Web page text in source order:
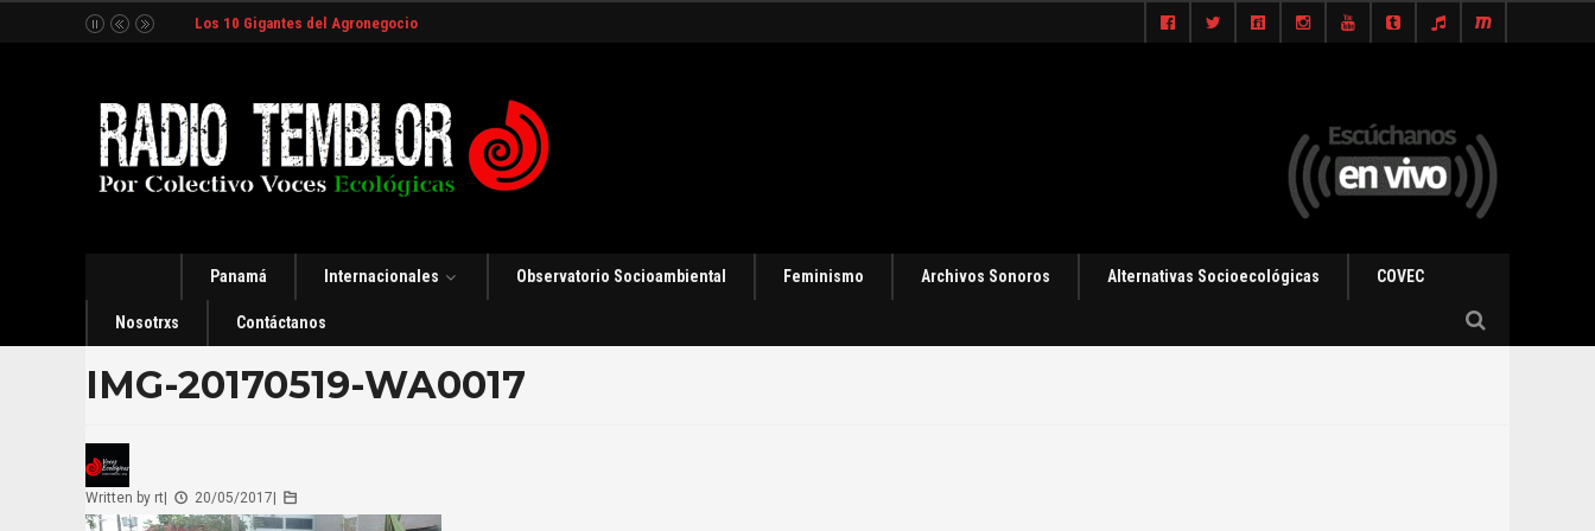
Los 10 Gigantes del Agronegocio
Panamá Internacionales Observatorio Socioambiental Feminismo Archivos Sonoros Alternativas Socioecológicas COVEC
Nosotrxs Contáctanos
IMG-20170519-WA0017
Written by rt 20/05/2017